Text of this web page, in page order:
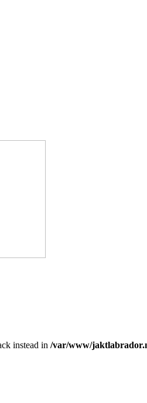
instead in /var/www/